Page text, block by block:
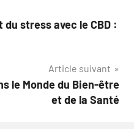
stress avec le CBD :
Article suivant
le Monde du Bien-être
et de la Santé